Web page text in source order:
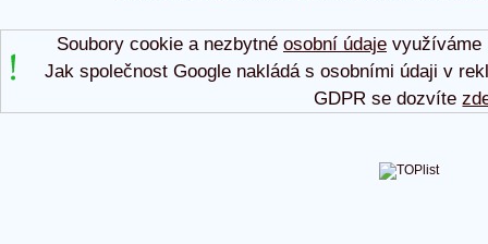
Soubory cookie a nezbytné osobní údajevyužíváme
Jak společnost Google nakládá s osobními údaji v
GDPR se dozvíte